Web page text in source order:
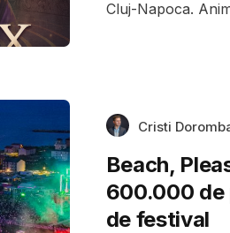
Cluj-Napoca.
Cristi
Beach,
600.000 de
de festival